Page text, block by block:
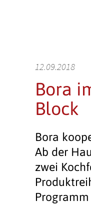
12.09.2018
Bora
Block
Bora
Ab der
zwei
Programm